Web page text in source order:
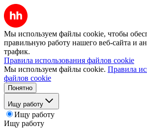
Мы используем файлы cookie, чтобы
правильную работу нашего веб-сайта и
трафик.
Правила использования файлов cookie
Мы используем файлы cookie. Правила
файлов cookie
Понятно
Ищу работу
Ищу работу
Ищу работу